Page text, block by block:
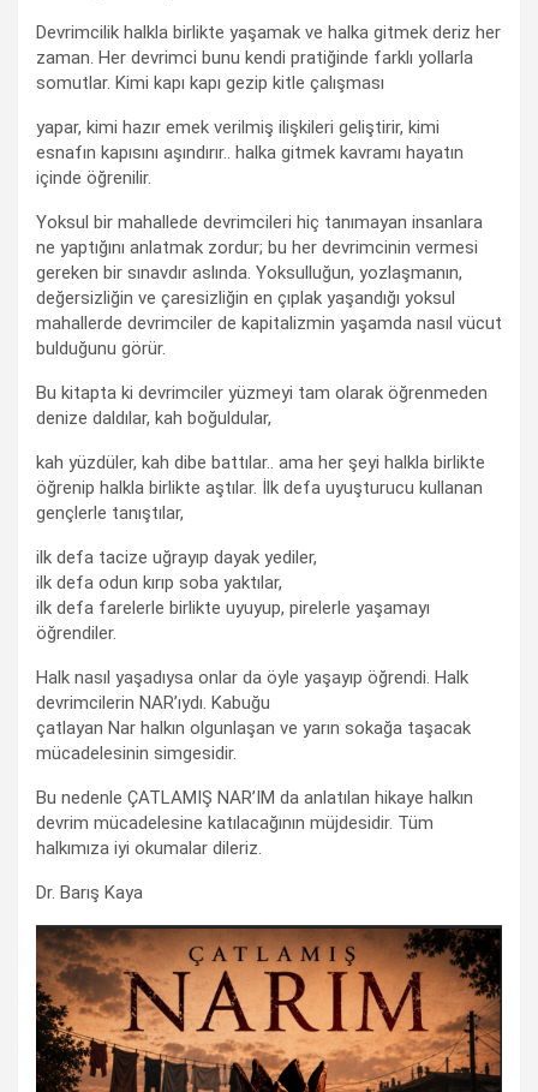
Devrimcilik halkla birlikte yaşamak ve halka gitmek deriz her
zaman. Her devrimci bunu kendi pratiğinde farklı yollarla
somutlar. Kimi kapı kapı gezip kitle çalışması
yapar, kimi hazır emek verilmiş ilişkileri geliştirir, kimi
esnafın kapısını aşındırır.. halka gitmek kavramı hayatın
içinde öğrenilir.
Yoksul bir mahallede devrimcileri hiç tanımayan insanlara
ne yaptığını anlatmak zordur; bu her devrimcinin vermesi
gereken bir sınavdır aslında. Yoksulluğun, yozlaşmanın,
değersizliğin ve çaresizliğin en çıplak yaşandığı yoksul
mahallerde devrimciler de kapitalizmin yaşamda nasıl vücut
bulduğunu görür.
Bu kitapta ki devrimciler yüzmeyi tam olarak öğrenmeden
denize daldılar, kah boğuldular,
kah yüzdüler, kah dibe battılar.. ama her şeyi halkla birlikte
öğrenip halkla birlikte aştılar. İlk defa uyuşturucu kullanan
gençlerle tanıştılar,
ilk defa tacize uğrayıp dayak yediler,
ilk defa odun kırıp soba yaktılar,
ilk defa farelerle birlikte uyuyup, pirelerle yaşamayı
öğrendiler.
Halk nasıl yaşadıysa onlar da öyle yaşayıp öğrendi. Halk
devrimcilerin NAR’ıydı. Kabuğu
çatlayan Nar halkın olgunlaşan ve yarın sokağa taşacak
mücadelesinin simgesidir.
Bu nedenle ÇATLAMIŞ NAR’IM da anlatılan hikaye halkın
devrim mücadelesine katılacağının müjdesidir. Tüm
halkımıza iyi okumalar dileriz.
Dr. Barış Kaya